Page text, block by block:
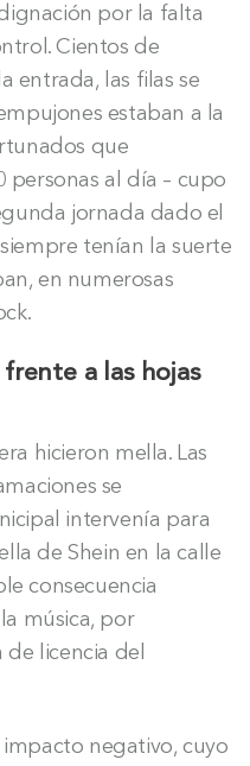
por la falta
Cientos de
entrada, las filas se
estaban a la
que
personas al día – cupo
jornada dado el
tenían la suerte
en numerosas
a las hojas
hicieron mella. Las
se
intervenía para
de Shein en la calle
consecuencia
música, por
licencia del
negativo, cuyo